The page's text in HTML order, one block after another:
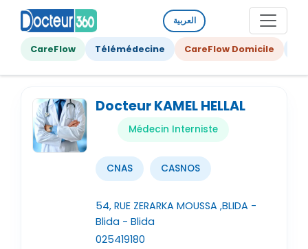
العربية
CareFlow Télémédecine CareFlow Domicile
Docteur KAMEL HELLAL
Médecin Interniste
CNAS CASNOS
54, RUE ZERARKA MOUSSA ,BLIDA -
Blida - Blida
025419180